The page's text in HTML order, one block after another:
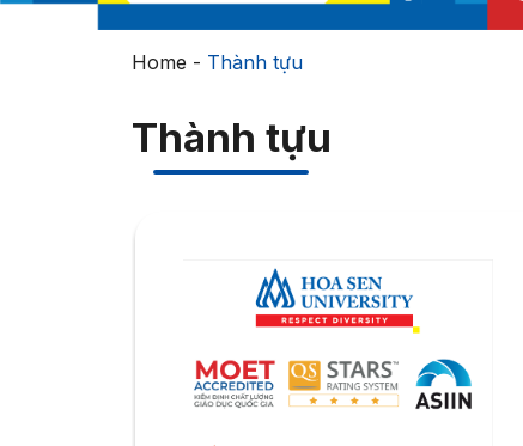
Home - Thành tựu
Thành tựu